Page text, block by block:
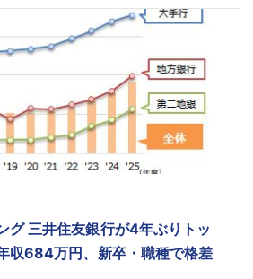
グ 三井住友銀行が4年ぶりトッ
収684万円、新卒・職種で格差